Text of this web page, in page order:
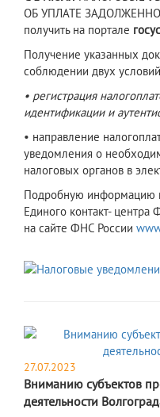
ОБ УПЛАТЕ
получить на портале
Получение указанных
соблюдении двух
• регистрация
идентификации и
• направление
уведомления о
налоговых органов в
Подробную информацию
Единого контакт-
на сайте ФНС России
27.07.2023
Вниманию субъектов
деятельности